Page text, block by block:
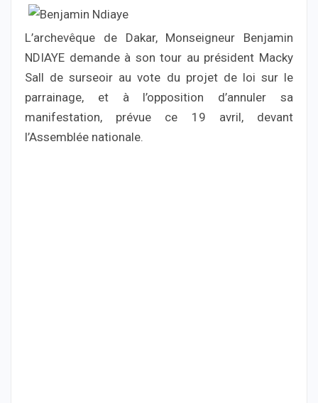
L’archevêque de Dakar, Monseigneur Benjamin
NDIAYE demande à son tour au président Macky
Sall de surseoir au vote du projet de loi sur le
parrainage, et à l’opposition d’annuler sa
manifestation, prévue ce 19 avril, devant
l’Assemblée nationale.